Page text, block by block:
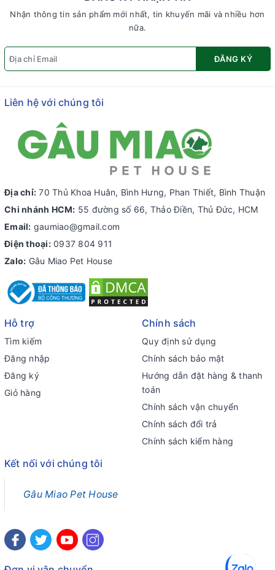
Nhận thông tin sản phẩm mới nhất, tin khuyến mãi và nhiều hơn
nữa.
ĐĂNG KÝ
Liên hệ với chúng tôi
Địa chỉ: 70 Thủ Khoa Huân, Bình Hưng, Phan Thiết, Bình Thuận
Chi nhánh HCM: 55 đường số 66, Thảo Điền, Thủ Đức, HCM
Email: gaumiao@gmail.com
Điện thoại: 0937 804 911
Zalo: Gâu Miao Pet House
Hỗ trợ
Tìm kiếm
Đăng nhập
Đăng ký
Giỏ hàng
Chính sách
Quy định sử dụng
Chính sách bảo mật
Hướng dẫn đặt hàng & thanh
toán
Chính sách vận chuyển
Chính sách đổi trả
Chính sách kiểm hàng
Kết nối với chúng tôi
Gâu Miao Pet House